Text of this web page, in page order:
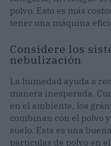
polvo. Esto es más
tener una máquina
Considere los
nebulización
La humedad ayuda a
manera inesperada.
en el ambiente, los
combinan con el polvo
suelo. Esta es una
partículas de polvo en